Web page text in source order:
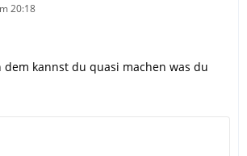
20:18
dem kannst du quasi machen was du